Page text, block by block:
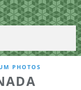
PHOTOS